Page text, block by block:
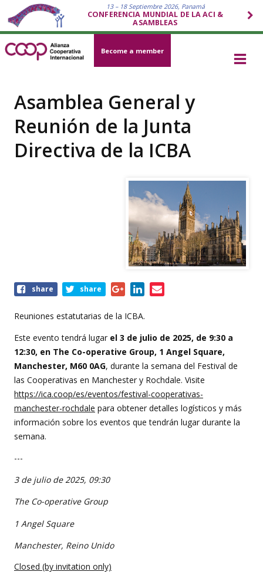
13 – 18 Septiembre 2026, Panamá
CONFERENCIA MUNDIAL DE LA ACI &
ASAMBLEAS
Become a member
Asamblea General y
Reunión de la Junta
Directiva de la ICBA
Share
event
share share
Reuniones estatutarias de la ICBA.
Este evento tendrá lugar el 3 de julio de 2025, de 9:30 a
12:30, en The Co-operative Group, 1 Angel Square,
Manchester, M60 0AG, durante la semana del Festival de
las Cooperativas en Manchester y Rochdale. Visite
https://ica.coop/es/eventos/festival-cooperativas-
manchester-rochdale para obtener detalles logísticos y más
información sobre los eventos que tendrán lugar durante la
semana.
---
3 de julio de 2025, 09:30
The Co-operative Group
1 Angel Square
Manchester, Reino Unido
Closed (by invitation only)